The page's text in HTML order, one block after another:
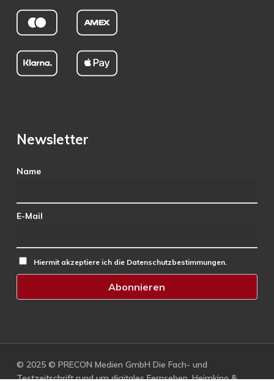
Newsletter
Name
E-Mail
Hiermit akzeptiere ich die Datenschutzbestimmungen.
© 2025 © PRECON Medien GmbH Die Fach- und
Testzeitschrift rund um digitales Fernsehen, Heimkino &